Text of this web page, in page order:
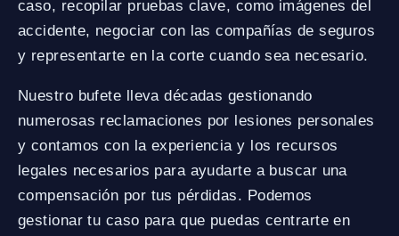
caso, recopilar pruebas clave, como imágenes del
accidente, negociar con las compañías de seguros
y representarte en la corte cuando sea necesario.
Nuestro bufete lleva décadas gestionando
numerosas reclamaciones por lesiones personales
y contamos con la experiencia y los recursos
legales necesarios para ayudarte a buscar una
compensación por tus pérdidas. Podemos
gestionar tu caso para que puedas centrarte en